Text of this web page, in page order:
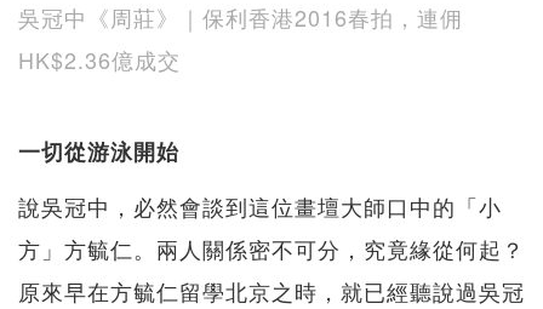
吳冠中《周莊》｜保利香港2016春拍，連佣
HK$2.36億成交
一切從游泳開始
說吳冠中，必然會談到這位畫壇大師口中的「小
方」方毓仁。兩人關係密不可分，究竟緣從何起？
原來早在方毓仁留學北京之時，就已經聽說過吳冠